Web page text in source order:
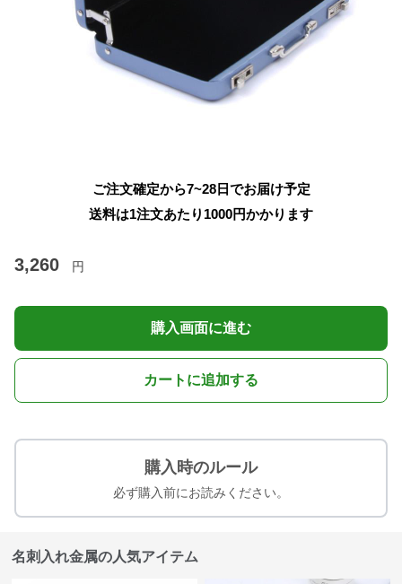
ご注文確定から7~28日でお届け予定
送料は1注文あたり 1000円かかります
3,260 円
購入画面に進む
カートに追加する
購入時のルール
必ず購入前にお読みください。
名刺入れ金属の人気アイテム